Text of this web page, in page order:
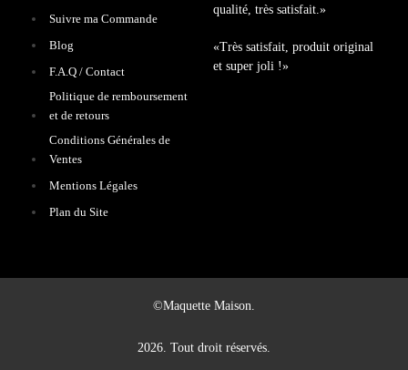
Suivre ma Commande
Blog
F.A.Q / Contact
Politique de remboursement
et de retours
Conditions Générales de
Ventes
Mentions Légales
Plan du Site
qualité, très satisfait.»
«Très satisfait, produit original
et super joli !»
©Maquette Maison.
2026. Tout droit réservés.